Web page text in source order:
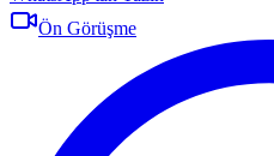
Ön Görüşme